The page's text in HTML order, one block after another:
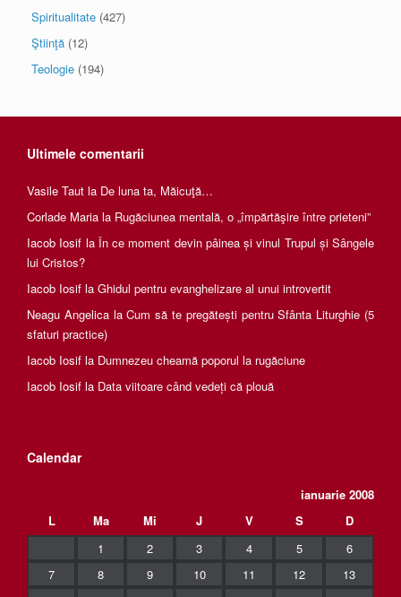
Spiritualitate (427)
Ştiinţă (12)
Teologie (194)
Ultimele comentarii
Vasile Taut la De luna ta, Măicuţă…
Corlade Maria la Rugăciunea mentală, o „împărtăşire între prieteni”
Iacob Iosif la În ce moment devin pâinea și vinul Trupul și Sângele
lui Cristos?
Iacob Iosif la Ghidul pentru evanghelizare al unui introvertit
Neagu AngelicalaCum să te pregătești pentru Sfânta Liturghie (5
sfaturi practice)
Iacob Iosif la Dumnezeu cheamă poporul la rugăciune
Iacob Iosif la Data viitoare când vedeți că plouă
Calendar
ianuarie 2008
L
Ma Mi J V S
D
1
2 3 4 5
6
7
8 9 10 11 12
13